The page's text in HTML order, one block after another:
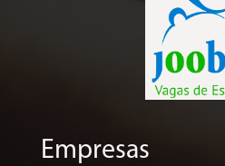
Empresas